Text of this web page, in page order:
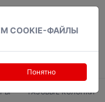
COOKIE-ФАЙЛЫ
Понятно
ГАЗОВЫЕ КОЛОНКИ